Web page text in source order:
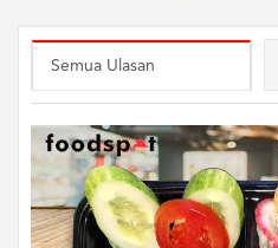
KATA
MEREKA
KATALOG
LOYALTY
PROGRAM
FAQ
ABOUT
Semua Ulasan